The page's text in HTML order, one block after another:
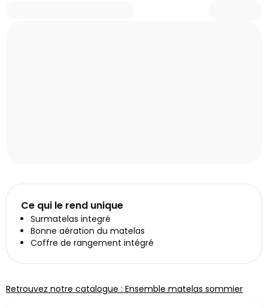
Ce qui le rend unique
Surmatelas integré
Bonne aération du matelas
Coffre de rangement intégré
Retrouvez notre catalogue : Ensemble matelas sommier